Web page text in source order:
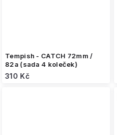
Tempish - CATCH 72mm /
82a (sada 4 koleček)
310 Kč